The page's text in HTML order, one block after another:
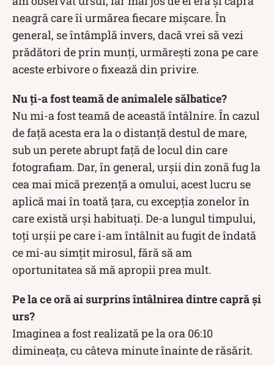
neagră care îi urmărea fiecare mișcare. În
general, se întâmplă invers, dacă vrei să vezi
prădători de prin munți, urmărești zona pe care
aceste erbivore o fixează din privire.
Nu ți-a fost teamă de animalele sălbatice?
Nu mi-a fost teamă de această întâlnire. În cazul
de față acesta era la o distanță destul de mare,
sub un perete abrupt față de locul din care
fotografiam. Dar, în general, urșii din zonă fug la
cea mai mică prezență a omului, acest lucru se
aplică mai în toată țara, cu excepția zonelor în
care există urși habituați. De-a lungul timpului,
toți urșii pe care i-am întâlnit au fugit de îndată
ce mi-au simțit mirosul, fără să am
oportunitatea să mă apropii prea mult.
Pe la ce oră ai surprins întâlnirea dintre capră și
urs?
Imaginea a fost realizată pe la ora 06:10
dimineața, cu câteva minute înainte de răsărit.